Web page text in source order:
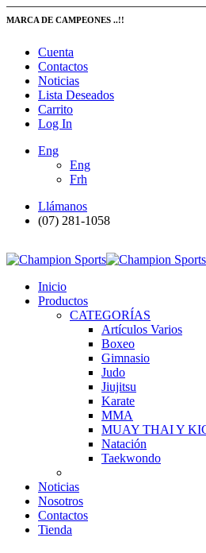
MARCA DE CAMPEONES ..!!
Cuenta
Contactos
Noticias
Lista Deseados
Carrito
Log In
Eng
Eng
Frh
Llámanos
(07) 281-1058
Inicio
Productos
CATEGORÍAS
Artículos Varios
Boxeo
Gimnasio
Judo
Jiujitsu
Karate
MMA
MUAY THAI Y
Natación
Taekwondo
Noticias
Nosotros
Contactos
Tienda